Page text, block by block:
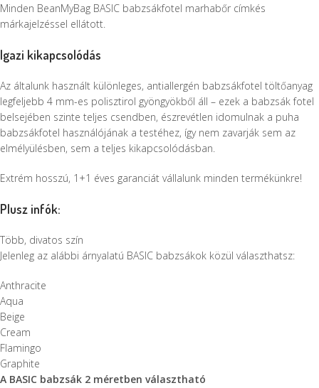
Minden BeanMyBag BASIC babzsákfotel marhabőr címkés
márkajelzéssel ellátott.
Igazi kikapcsolódás
Az általunk használt különleges, antiallergén babzsákfotel töltőanyag
legfeljebb 4 mm-es polisztirol gyöngyökből áll – ezek a babzsák fotel
belsejében szinte teljes csendben, észrevétlen idomulnak a puha
babzsákfotel használójának a testéhez, így nem zavarják sem az
elmélyülésben, sem a teljes kikapcsolódásban.
Extrém hosszú, 1+1 éves garanciát vállalunk minden termékünkre!
Plusz infók:
Több, divatos szín
Jelenleg az alábbi árnyalatú BASIC babzsákok közül választhatsz:
Anthracite
Aqua
Beige
Cream
Flamingo
Graphite
A BASIC babzsák 2 méretben választható